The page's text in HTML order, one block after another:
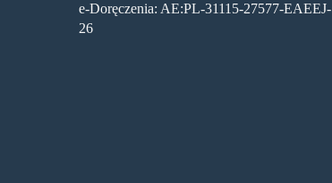
e-Doręczenia: AE:PL-31115-27577-EAEEJ-
26